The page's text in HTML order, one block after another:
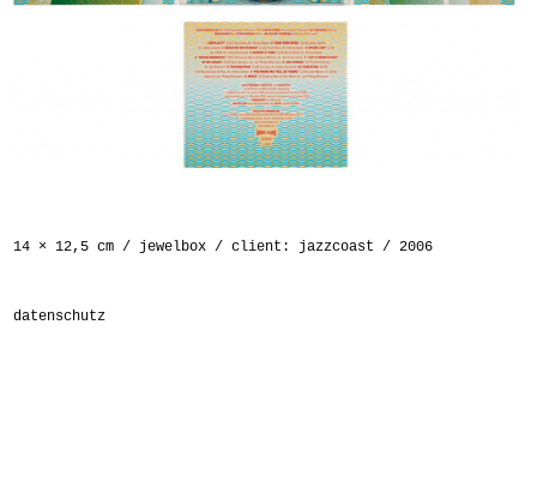
14 × 12,5 cm / jewelbox / client: jazzcoast / 2006
datenschutz